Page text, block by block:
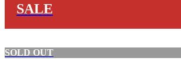
SALE
SOLD OUT